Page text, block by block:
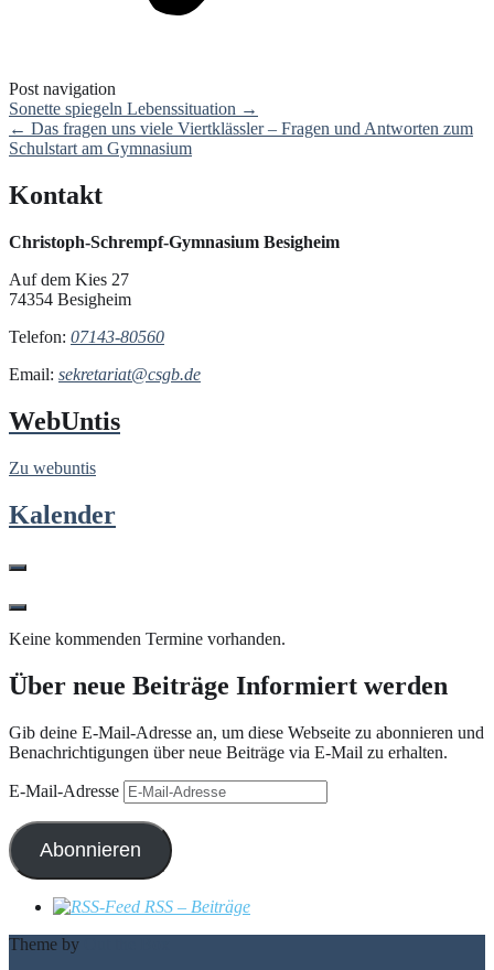
Post navigation
Sonette spiegeln Lebenssituation →
← Das fragen uns viele Viertklässler – Fragen und Antworten zum
Schulstart am Gymnasium
Kontakt
Christoph-Schrempf-Gymnasium Besigheim
Auf dem Kies 27
74354 Besigheim
Telefon: 07143-80560
Email: sekretariat@csgb.de
WebUntis
Zu webuntis
Kalender
Keine kommenden Termine vorhanden.
Über neue Beiträge Informiert werden
Gib deine E-Mail-Adresse an, um diese Webseite zu abonnieren und
Benachrichtigungen über neue Beiträge via E-Mail zu erhalten.
E-Mail-Adresse
Abonnieren
RSS – Beiträge
Theme by